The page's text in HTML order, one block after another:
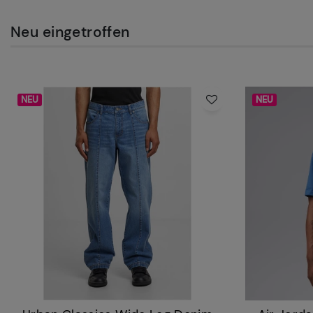
Neu eingetroffen
NEU NEU